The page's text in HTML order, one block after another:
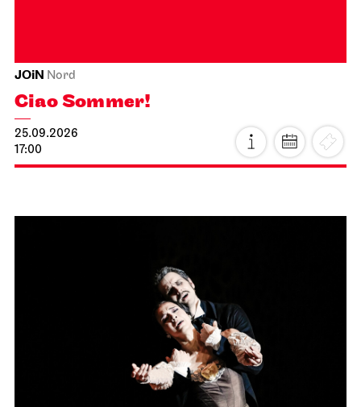
JOiN Nord
Ciao Sommer!
25.09.2026
17:00